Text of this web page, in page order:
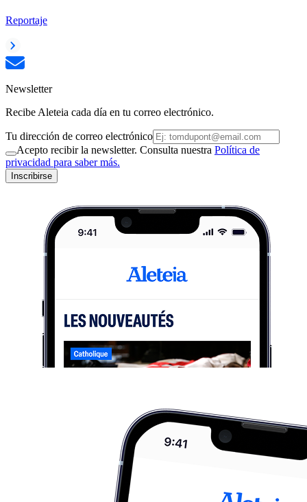
Reportaje
Newsletter
Recibe Aleteia cada día en tu correo electrónico.
Tu dirección de correo electrónico
Acepto recibir la newsletter. Consulta nuestra Política de
privacidad para saber más.
Inscribirse